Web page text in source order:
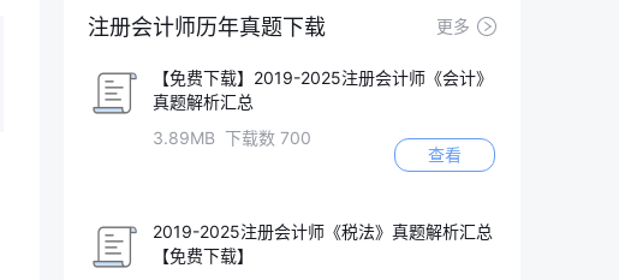
注册会计师历年真题下载 更多
【免费下载】2019-2025注册会计师《会计》
真题解析汇总
3.89MB 下载数 700
查看
2019-2025注册会计师《税法》真题解析汇总
【免费下载】